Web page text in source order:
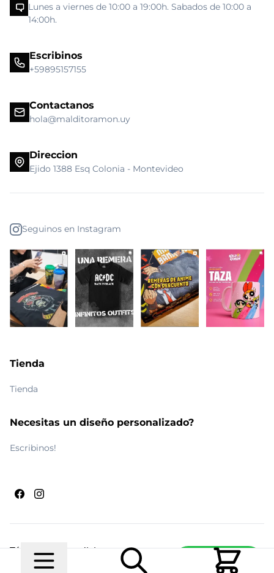
Escribinos
Lunes a viernes de 10:00 a 19:00h. Sabados de 10:00 a
14:00h.
Escribinos
+59895157155
Contactanos
hola@malditoramon.uy
Direccion
Ejido 1388 Esq Colonia - Montevideo
Seguinos en Instagram
Tienda
Tienda
Necesitas un diseño personalizado?
Escribinos!
© 2026 Maldito RamónRealizado por Ecwid de
Términos y condiciones